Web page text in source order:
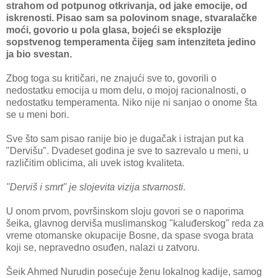
strahom od potpunog otkrivanja, od jake emocije, od
iskrenosti. Pisao sam sa polovinom snage, stvaralačke
moći, govorio u pola glasa, bojeći se eksplozije
sopstvenog temperamenta čijeg sam intenziteta jedino
ja bio svestan.
Zbog toga su kritičari, ne znajući sve to, govorili o
nedostatku emocija u mom delu, o mojoj racionalnosti, o
nedostatku temperamenta. Niko nije ni sanjao o onome šta
se u meni bori.
Sve što sam pisao ranije bio je dugačak i istrajan put ka
"Dervišu". Dvadeset godina je sve to sazrevalo u meni, u
različitim oblicima, ali uvek istog kvaliteta.
"Derviš i smrt" je slojevita vizija stvarnosti.
U onom prvom, površinskom sloju govori se o naporima
šeika, glavnog derviša muslimanskog "kaluđerskog" reda za
vreme otomanske okupacije Bosne, da spase svoga brata
koji se, nepravedno osuđen, nalazi u zatvoru.
Šeik Ahmed Nurudin posećuje ženu lokalnog kadije, samog